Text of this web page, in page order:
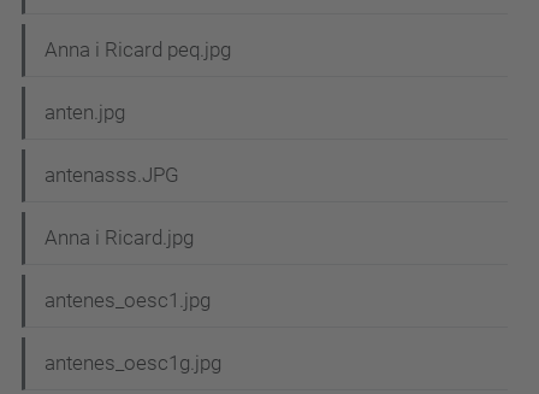
Anna i Ricard peq.jpg
anten.jpg
antenasss.JPG
Anna i Ricard.jpg
antenes_oesc1.jpg
antenes_oesc1g.jpg